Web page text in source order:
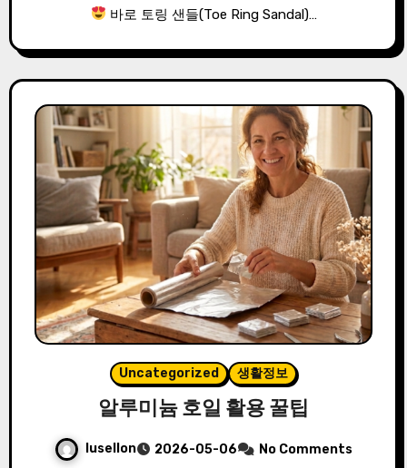
바로 토링 샌들(Toe Ring Sandal)…
Uncategorized 생활정보
알루미늄 호일 활용 꿀팁
lusellon 2026-05-06 No Comments